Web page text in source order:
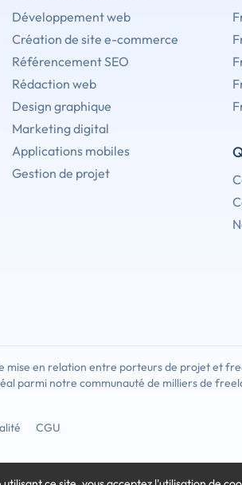
Développement web
Création de site e-commerce
Référencement SEO
Rédaction web
Design graphique
Marketing digital
Applications mobiles
Gestion de projet
en relation entre porteurs de projet et
parmi notre communauté de milliers de
CGU